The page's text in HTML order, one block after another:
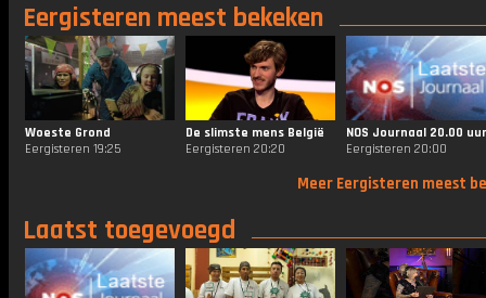
Eergisteren meest bekeken
Woeste Grond
Eergisteren 19:25
De slimste mens België
Eergisteren 20:20
NOS Journaal 20.00 uur
Eergisteren 20:00
Meer Eergisteren meest
Laatst toegevoegd